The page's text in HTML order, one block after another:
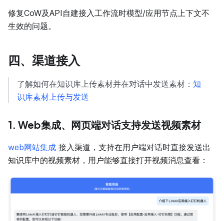
修复CoW及API自建接入工作流时模型/应用节点上下文不
生效的问题。
四、渠道接入
了解如何在知识库上传素材并在对话中发送素材： 知
识库素材上传与发送
1. Web集成、网页端对话支持发送视频素材
web网站集成 接入渠道，支持在用户端对话时直接发送出
知识库中的视频素材，用户能够直接打开视频消息查看：